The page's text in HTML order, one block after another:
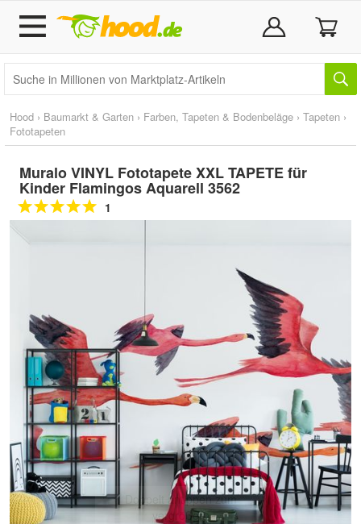
Hood › Baumarkt & Garten › Farben, Tapeten & Bodenbeläge › Tapeten ›
Fototapeten
Muralo VINYL Fototapete XXL TAPETE für
Kinder Flamingos Aquarell 3562
1
Doppelt antippen zum
vergrößern